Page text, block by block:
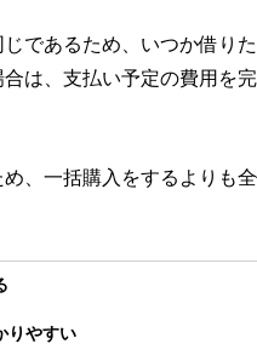
であるため、いつか借り
は、支払い予定の費用を
、一括購入をするよりも
りやすい